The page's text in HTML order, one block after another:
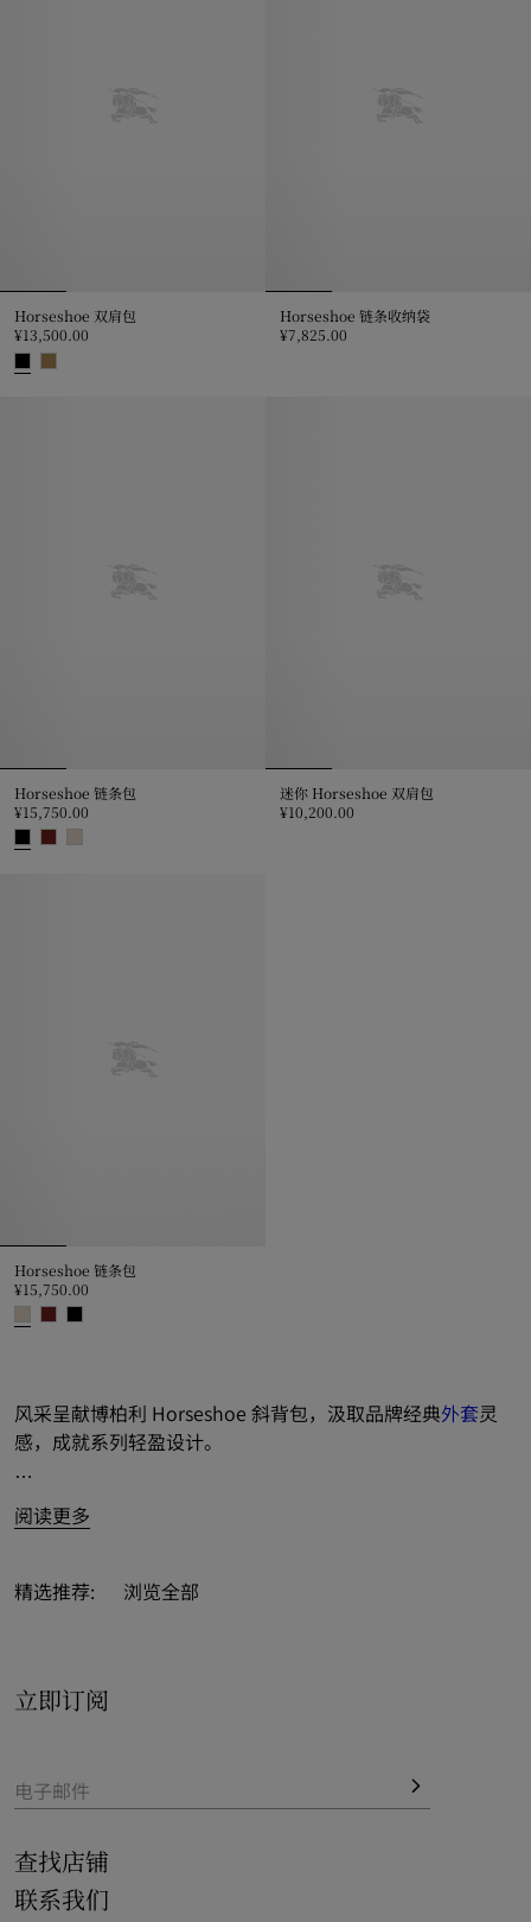
风采呈献博柏利 Horseshoe 斜背包，汲取品牌经典外套灵
感，成就系列轻盈设计。
马术传统。
典藏骑士印章注入点睛之笔，亦巧搭可调式网纹肩背带，精
悠然假日，轻松容纳日常所需。
和风信子色等缤纷之选，彰显包款百变姿态。
阅读更多
Horseshoe 双肩包
¥13,500.00
Horseshoe 链条收纳袋
¥7,825.00
Horseshoe 链条包
¥15,750.00
迷你 Horseshoe 双肩包
¥10,200.00
Horseshoe 链条包
¥15,750.00
精选推荐: 浏览全部
立即订阅
电子邮件
查找店铺
联系我们